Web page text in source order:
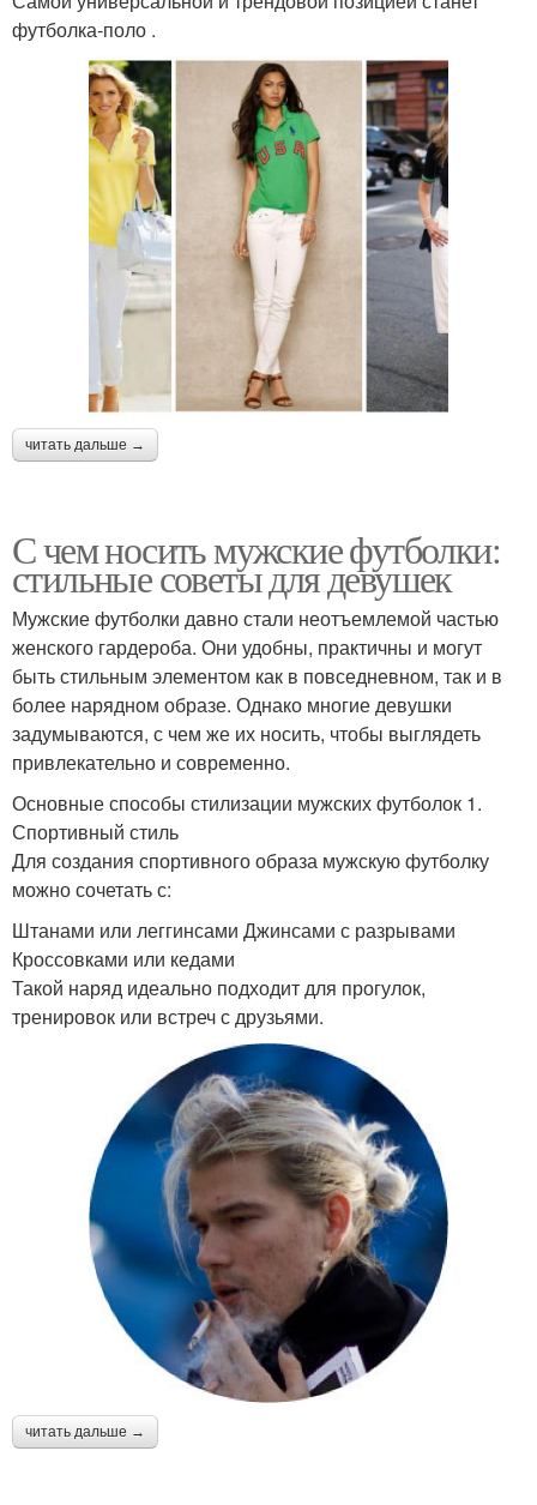
футболка‑поло .
читать дальше →
С чем носить мужские футболки:
стильные советы для девушек
Мужские футболки давно стали неотъемлемой частью
женского гардероба. Они удобны, практичны и могут
быть стильным элементом как в повседневном, так и в
более нарядном образе. Однако многие девушки
задумываются, с чем же их носить, чтобы выглядеть
привлекательно и современно.
Основные способы стилизации мужских футболок 1.
Спортивный стиль
Для создания спортивного образа мужскую футболку
можно сочетать с:
Штанами или леггинсами Джинсами с разрывами
Кроссовками или кедами
Такой наряд идеально подходит для прогулок,
тренировок или встреч с друзьями.
читать дальше →